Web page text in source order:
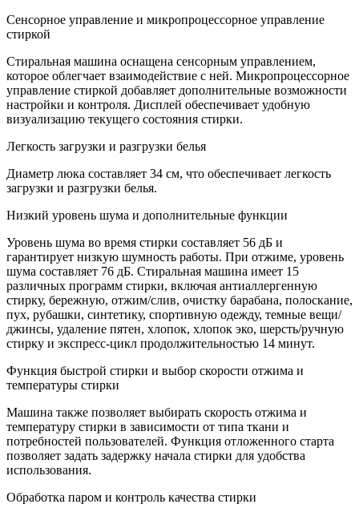
Сенсорное управление и микропроцессорное управление
стиркой
Стиральная машина оснащена сенсорным управлением,
которое облегчает взаимодействие с ней. Микропроцессорное
управление стиркой добавляет дополнительные возможности
настройки и контроля. Дисплей обеспечивает удобную
визуализацию текущего состояния стирки.
Легкость загрузки и разгрузки белья
Диаметр люка составляет 34 см, что обеспечивает легкость
загрузки и разгрузки белья.
Низкий уровень шума и дополнительные функции
Уровень шума во время стирки составляет 56 дБ и
гарантирует низкую шумность работы. При отжиме, уровень
шума составляет 76 дБ. Стиральная машина имеет 15
различных программ стирки, включая антиаллергенную
стирку, бережную, отжим/слив, очистку барабана, полоскание,
пух, рубашки, синтетику, спортивную одежду, темные вещи/
джинсы, удаление пятен, хлопок, хлопок эко, шерсть/ручную
стирку и экспресс-цикл продолжительностью 14 минут.
Функция быстрой стирки и выбор скорости отжима и
температуры стирки
Машина также позволяет выбирать скорость отжима и
температуру стирки в зависимости от типа ткани и
потребностей пользователей. Функция отложенного старта
позволяет задать задержку начала стирки для удобства
использования.
Обработка паром и контроль качества стирки